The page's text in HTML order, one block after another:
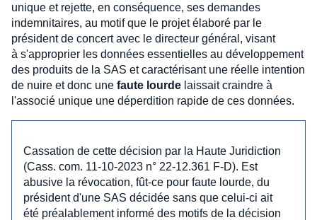
unique et rejette, en conséquence, ses demandes
indemnitaires, au motif que le projet élaboré par le
président de concert avec le directeur général, visant
à s'approprier les données essentielles au développement
des produits de la SAS et caractérisant une réelle intention
de nuire et donc une faute lourde laissait craindre à
l'associé unique une déperdition rapide de ces données.
Cassation de cette décision par la Haute Juridiction
(Cass. com. 11-10-2023 n° 22-12.361 F-D). Est
abusive la révocation, fût-ce pour faute lourde, du
président d'une SAS décidée sans que celui-ci ait
été préalablement informé des motifs de la décision